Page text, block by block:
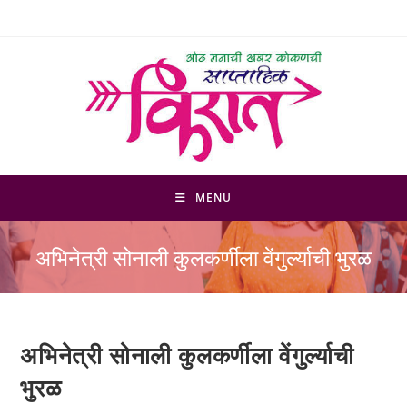
MENU
अभिनेत्री सोनाली कुलकर्णीला वेंगुर्ल्याची भुरळ
अभिनेत्री सोनाली कुलकर्णीला वेंगुर्ल्याची
भुरळ